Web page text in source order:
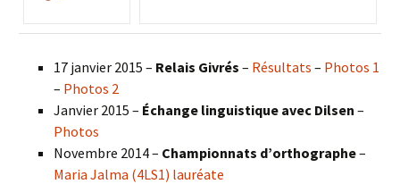
17 janvier 2015 – Relais Givrés – Résultats – Photos 1
– Photos 2
Janvier 2015 – Échange linguistique avec Dilsen –
Photos
Novembre 2014 – Championnats d’orthographe–
Maria Jalma (4LS1) lauréate